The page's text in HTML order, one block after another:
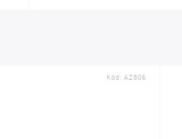
Kód:AZ806